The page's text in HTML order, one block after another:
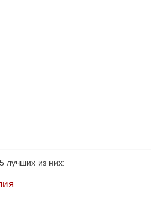
лучших из них: